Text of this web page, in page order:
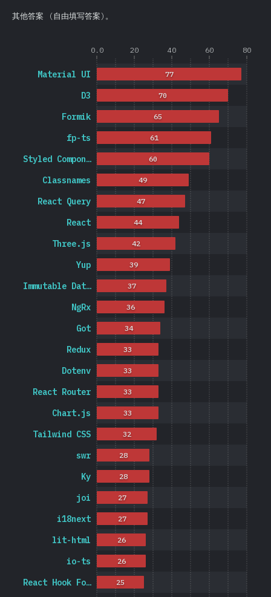
其他答案 (自由填写答案)。
0.0 20 40 60 80
React Hook Fo…
io-ts
lit-html
i18next
joi
Ky
swr
Tailwind CSS
Chart.js
React Router
Dotenv
Redux
Got
NgRx
Immutable Dat…
Yup
Three.js
React
React Query
Classnames
Styled Compon…
fp-ts
Formik
D3
Material UI
25
26
26
27
27
28
28
32
33
33
33
33
34
36
37
39
42
44
47
49
60
61
65
70
77